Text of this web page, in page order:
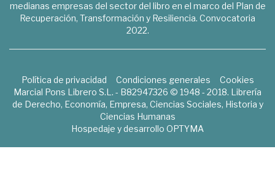
medianas empresas del sector del libro en el marco del Plan de
Recuperación, Transformación y Resiliencia. Convocatoria
2022.
Política de privacidad Condiciones generales
Cookies
Marcial Pons Librero S.L. - B82947326 © 1948 - 2018. Librería
de Derecho, Economía, Empresa, Ciencias Sociales, Historia y
Ciencias Humanas
Hospedaje y desarrollo OPTYMA